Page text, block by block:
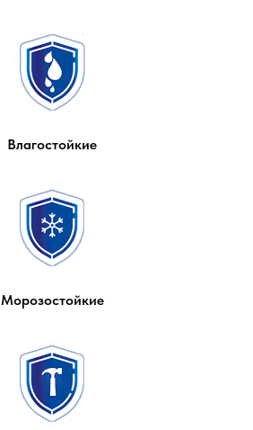
Влагостойкие
Морозостойкие